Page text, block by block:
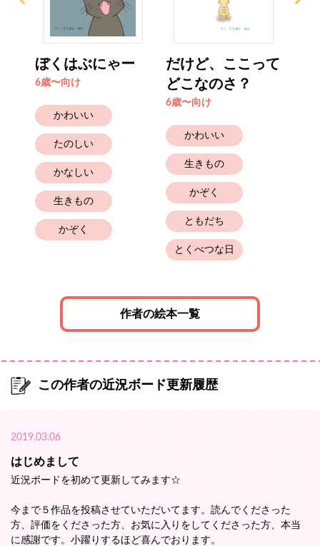
ぼくはぶにゃー
6歳〜向け
かわいい
たのしい
かなしい
生きもの
かぞく
だけど、ここって
どこなのさ？
6歳〜向け
かわいい
生きもの
かぞく
ともだち
とくべつな日
作者の絵本一覧
この作者の近況ボード更新履歴
2019.03.06
はじめまして
近況ボードを初めて更新してみます☆
今まで５作品を投稿させていただいてます。読んでくださった
方、評価をくださった方、お気に入りをしてくださった方、本当
に感謝です。小躍りするほど喜んでおります。